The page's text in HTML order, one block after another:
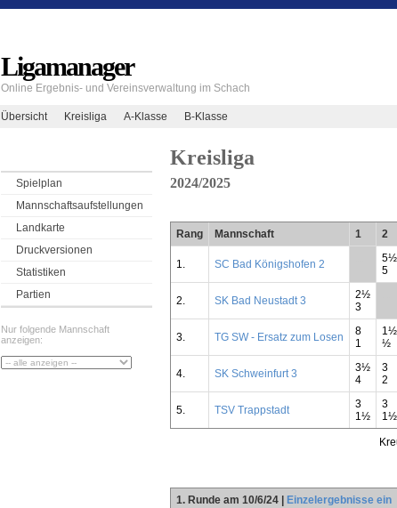
Ligamanager
Online Ergebnis- und Vereinsverwaltung im Schach
Übersicht Kreisliga A-Klasse B-Klasse
Spielplan
Mannschaftsaufstellungen
Landkarte
Druckversionen
Statistiken
Partien
Nur folgende Mannschaft
anzeigen:
Kreisliga
2024/2025
Rang Mannschaft 1 2
1. SC Bad Königshofen 2
5½
5
2. SK Bad Neustadt 3
2½
3
3. TG SW - Ersatz zum Losen
8
1
1½
½
4. SK Schweinfurt 3
3½
4
3
2
5. TSV Trappstadt
3
1½
3
1½
1. Runde am 10/6/24| Einzelergebnisse ein